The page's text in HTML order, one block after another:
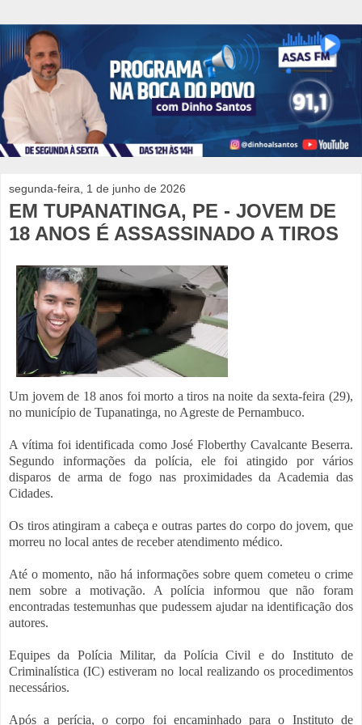
segunda-feira, 1 de junho de 2026
EM TUPANATINGA, PE - JOVEM DE
18 ANOS É ASSASSINADO A TIROS
Um jovem de 18 anos foi morto a tiros na noite da sexta-feira (29),
no município de Tupanatinga, no Agreste de Pernambuco.
A vítima foi identificada como José Floberthy Cavalcante Beserra.
Segundo informações da polícia, ele foi atingido por vários
disparos de arma de fogo nas proximidades da Academia das
Cidades.
Os tiros atingiram a cabeça e outras partes do corpo do jovem, que
morreu no local antes de receber atendimento médico.
Até o momento, não há informações sobre quem cometeu o crime
nem sobre a motivação. A polícia informou que não foram
encontradas testemunhas que pudessem ajudar na identificação dos
autores.
Equipes da Polícia Militar, da Polícia Civil e do Instituto de
Criminalística (IC) estiveram no local realizando os procedimentos
necessários.
Após a perícia, o corpo foi encaminhado para o Instituto de